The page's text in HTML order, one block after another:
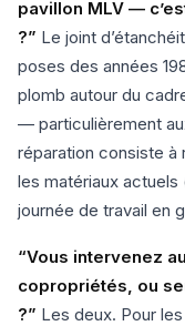
pavillon MLV —
?” Le joint
poses des années
plomb autour du
— particulièrement
réparation consiste à
les matériaux
journée de travail en
“Vous intervenez
copropriétés, ou
?” Les deux. Pour